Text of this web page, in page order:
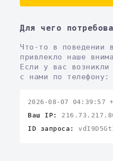
Для чего
Что-то в поведении
привлекло наше
Если у вас возникли
с нами по телефону:
2026-08-07 04:39:57
Ваш IP:
ID запроса: